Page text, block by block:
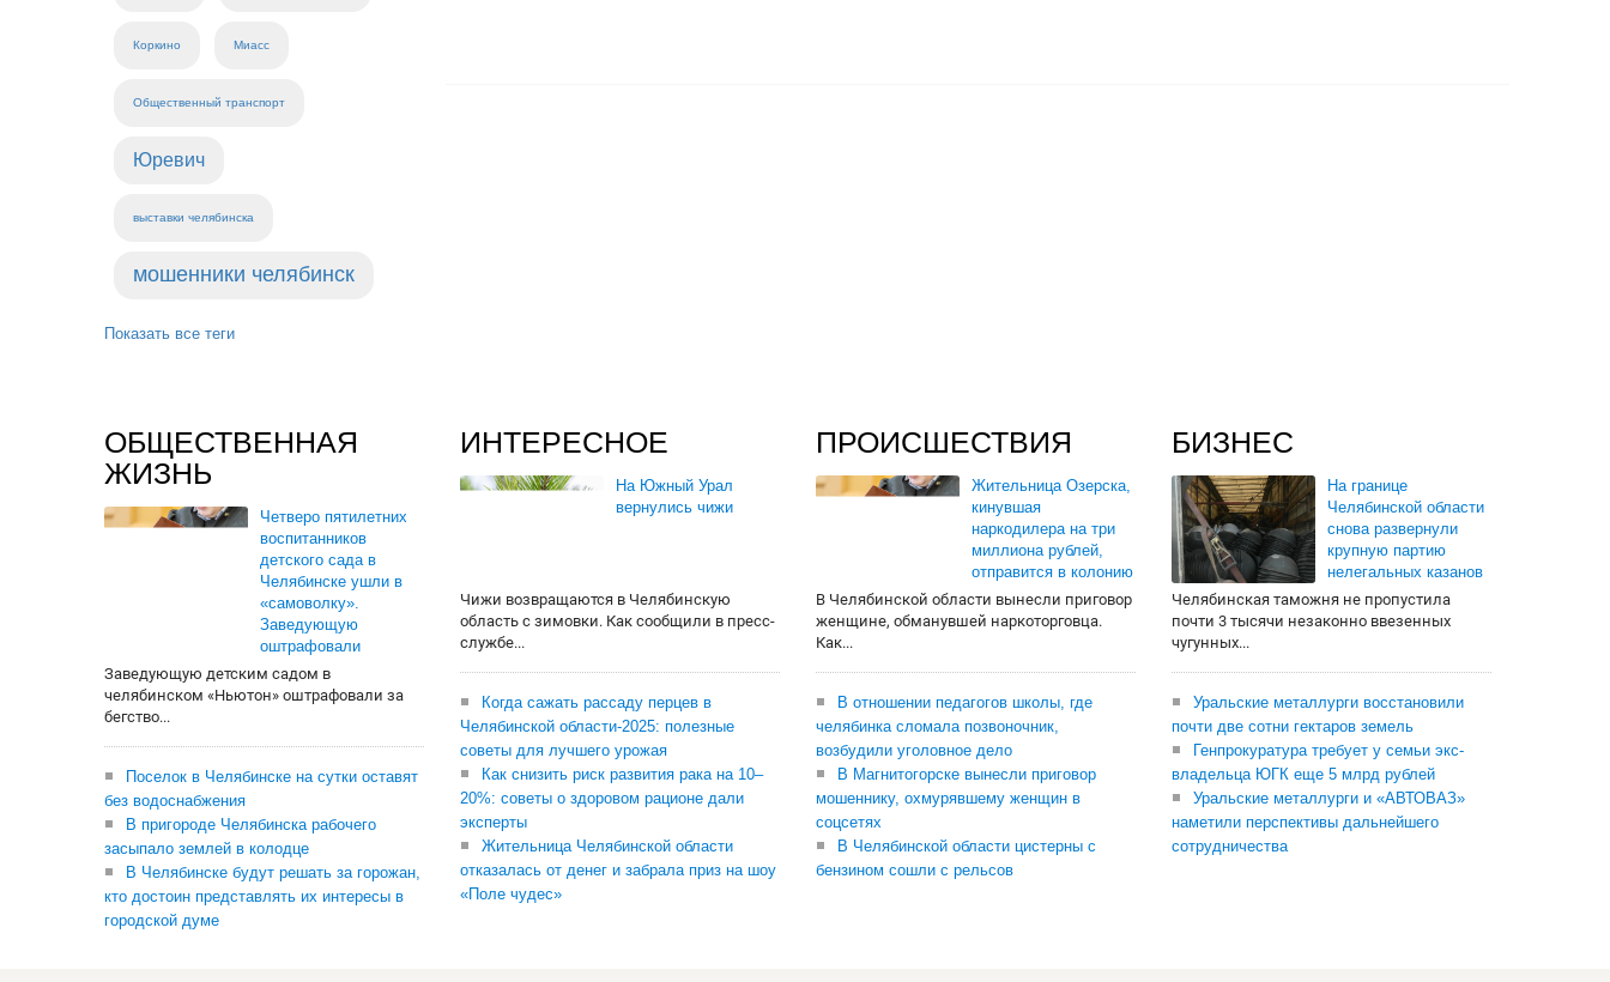
Коркино Миасс
Общественный транспорт
Юревич
выставки челябинска
мошенники челябинск
Показать все теги
ОБЩЕСТВЕННАЯ
ЖИЗНЬ
Четверо пятилетних
воспитанников
детского сада в
Челябинске ушли в
«самоволку».
Заведующую
оштрафовали
Заведующую детским садом в
челябинском «Ньютон» оштрафовали за
бегство...
Поселок в Челябинске на сутки оставят
без водоснабжения
В пригороде Челябинска рабочего
засыпало землей в колодце
В Челябинске будут решать за горожан,
кто достоин представлять их интересы в
городской думе
ИНТЕРЕСНОЕ
На Южный Урал
вернулись чижи
Чижи возвращаются в Челябинскую
область с зимовки. Как сообщили в пресс-
службе...
Когда сажать рассаду перцев в
Челябинской области-2025: полезные
советы для лучшего урожая
Как снизить риск развития рака на 10–
20%: советы о здоровом рационе дали
эксперты
Жительница Челябинской области
отказалась от денег и забрала приз на шоу
«Поле чудес»
ПРОИСШЕСТВИЯ
Жительница Озерска,
кинувшая
наркодилера на три
миллиона рублей,
отправится в колонию
В Челябинской области вынесли приговор
женщине, обманувшей наркоторговца.
Как...
В отношении педагогов школы, где
челябинка сломала позвоночник,
возбудили уголовное дело
В Магнитогорске вынесли приговор
мошеннику, охмурявшему женщин в
соцсетях
В Челябинской области цистерны с
бензином сошли с рельсов
БИЗНЕС
На границе
Челябинской области
снова развернули
крупную партию
нелегальных казанов
Челябинская таможня не пропустила
почти 3 тысячи незаконно ввезенных
чугунных...
Уральские металлурги восстановили
почти две сотни гектаров земель
Генпрокуратура требует у семьи экс-
владельца ЮГК еще 5 млрд рублей
Уральские металлурги и «АВТОВАЗ»
наметили перспективы дальнейшего
сотрудничества